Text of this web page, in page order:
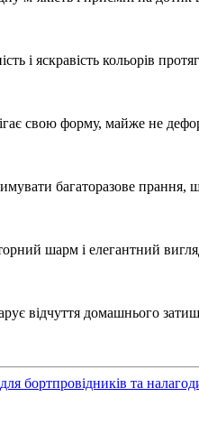
і яскравість кольорів
свою форму, майже не
багаторазове прання,
шарм і елегантний
відчуття домашнього
бортпровідників та